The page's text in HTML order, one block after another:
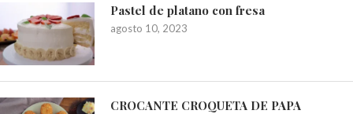
Pastel de platano con fresa
agosto 10, 2023
CROCANTE CROQUETA DE PAPA